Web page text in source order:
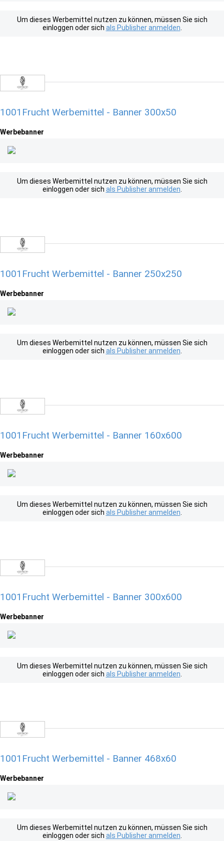
Um dieses Werbemittel nutzen zu können, müssen Sie sich
einloggen oder sich als Publisher anmelden
1001Frucht Werbemittel - Banner 300x50
Werbebanner
Um dieses Werbemittel nutzen zu können, müssen Sie sich
einloggen oder sich als Publisher anmelden
1001Frucht Werbemittel - Banner 250x250
Werbebanner
Um dieses Werbemittel nutzen zu können, müssen Sie sich
einloggen oder sich als Publisher anmelden
1001Frucht Werbemittel - Banner 160x600
Werbebanner
Um dieses Werbemittel nutzen zu können, müssen Sie sich
einloggen oder sich als Publisher anmelden
1001Frucht Werbemittel - Banner 300x600
Werbebanner
Um dieses Werbemittel nutzen zu können, müssen Sie sich
einloggen oder sich als Publisher anmelden
1001Frucht Werbemittel - Banner 468x60
Werbebanner
Um dieses Werbemittel nutzen zu können, müssen Sie sich
einloggen oder sich als Publisher anmelden